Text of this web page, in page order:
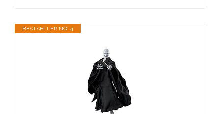
BESTSELLER NO. 4